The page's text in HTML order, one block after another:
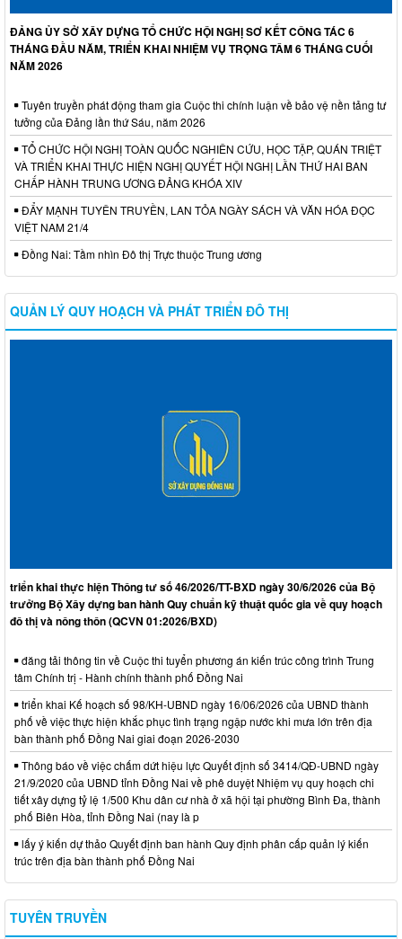
ĐẢNG ỦY SỞ XÂY DỰNG TỔ CHỨC HỘI NGHỊ SƠ KẾT CÔNG TÁC 6
THÁNG ĐẦU NĂM, TRIỂN KHAI NHIỆM VỤ TRỌNG TÂM 6 THÁNG CUỐI
NĂM 2026
Tuyên truyền phát động tham gia Cuộc thi chính luận về bảo vệ nền tảng tư
tưởng của Đảng lần thứ Sáu, năm 2026
TỔ CHỨC HỘI NGHỊ TOÀN QUỐC NGHIÊN CỨU, HỌC TẬP, QUÁN TRIỆT
VÀ TRIỂN KHAI THỰC HIỆN NGHỊ QUYẾT HỘI NGHỊ LẦN THỨ HAI BAN
CHẤP HÀNH TRUNG ƯƠNG ĐẢNG KHÓA XIV
ĐẨY MẠNH TUYÊN TRUYỀN, LAN TỎA NGÀY SÁCH VÀ VĂN HÓA ĐỌC
VIỆT NAM 21/4
Đồng Nai: Tầm nhìn Đô thị Trực thuộc Trung ương
QUẢN LÝ QUY HOẠCH VÀ PHÁT TRIỂN ĐÔ THỊ
triển khai thực hiện Thông tư số 46/2026/TT-BXD ngày 30/6/2026 của Bộ
trưởng Bộ Xây dựng ban hành Quy chuẩn kỹ thuật quốc gia về quy hoạch
đô thị và nông thôn (QCVN 01:2026/BXD)
đăng tải thông tin về Cuộc thi tuyển phương án kiến trúc công trình Trung
tâm Chính trị - Hành chính thành phố Đồng Nai
triển khai Kế hoạch số 98/KH-UBND ngày 16/06/2026 của UBND thành
phố về việc thực hiện khắc phục tình trạng ngập nước khi mưa lớn trên địa
bàn thành phố Đồng Nai giai đoạn 2026-2030
Thông báo về việc chấm dứt hiệu lực Quyết định số 3414/QĐ-UBND ngày
21/9/2020 của UBND tỉnh Đồng Nai về phê duyệt Nhiệm vụ quy hoạch chi
tiết xây dựng tỷ lệ 1/500 Khu dân cư nhà ở xã hội tại phường Bình Đa, thành
phố Biên Hòa, tỉnh Đồng Nai (nay là p
lấy ý kiến dự thảo Quyết định ban hành Quy định phân cấp quản lý kiến
trúc trên địa bàn thành phố Đồng Nai
TUYÊN TRUYỀN